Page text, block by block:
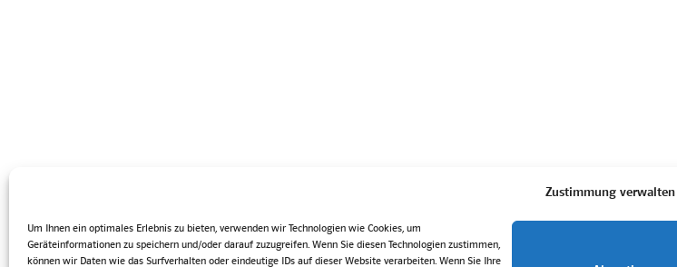
Zustimmung verwalten
Um Ihnen ein optimales Erlebnis zu bieten, verwenden wir Technologien wie Cookies, um
Geräteinformationen zu speichern und/oder darauf zuzugreifen. Wenn Sie diesen Technologien zustimmen,
können wir Daten wie das Surfverhalten oder eindeutige IDs auf dieser Website verarbeiten. Wenn Sie Ihre